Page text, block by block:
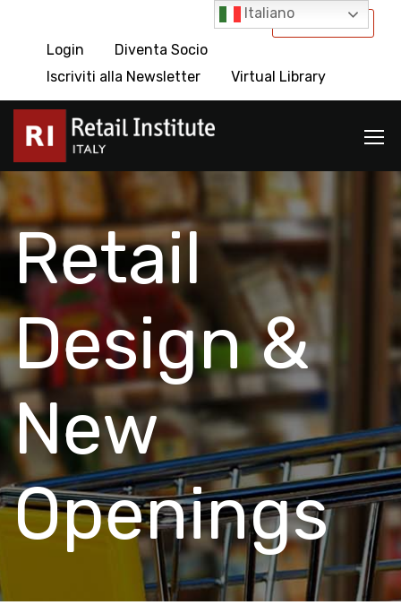
International
Login
Diventa Socio
Iscriviti alla Newsletter
Virtual Library
Retail
Design &
New
Openings
Italiano